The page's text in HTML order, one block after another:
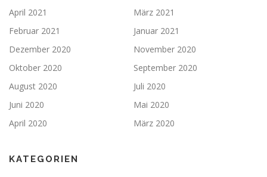
April 2021
März 2021
Februar 2021
Januar 2021
Dezember 2020
November 2020
Oktober 2020
September 2020
August 2020
Juli 2020
Juni 2020
Mai 2020
April 2020
März 2020
KATEGORIEN